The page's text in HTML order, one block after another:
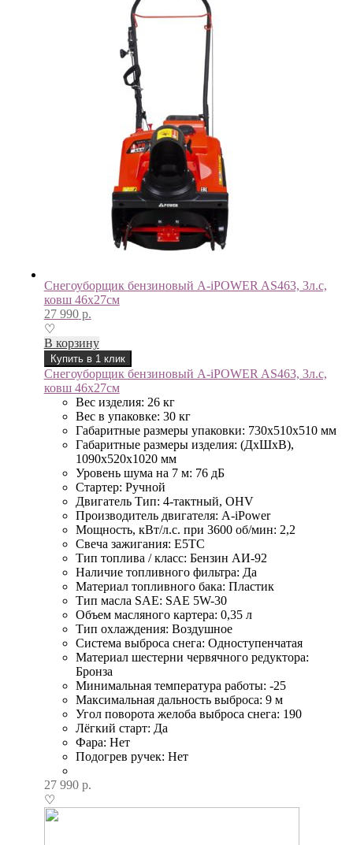
Снегоуборщик бензиновый A-iPOWER AS463, 3л.с,
ковш 46х27см
27 990р.
♡
В корзину
Купить в 1 клик
Снегоуборщик бензиновый A-iPOWER AS463, 3л.с,
ковш 46х27см
Вес изделия: 26 кг
Вес в упаковке: 30 кг
Габаритные размеры упаковки: 730х510х510 мм
Габаритные размеры изделия: (ДхШхВ),
1090х520х1020 мм
Уровень шума на 7 м: 76 дБ
Стартер: Ручной
Двигатель Тип: 4-тактный, OHV
Производитель двигателя: A-iPower
Мощность, кВт/л.с. при 3600 об/мин: 2,2
Свеча зажигания: E5TC
Тип топлива / класс: Бензин АИ-92
Наличие топливного фильтра: Да
Материал топливного бака: Пластик
Тип масла SAE: SAE 5W-30
Объем масляного картера: 0,35 л
Тип охлаждения: Воздушное
Система выброса снега: Одноступенчатая
Материал шестерни червячного редуктора:
Бронза
Минимальная температура работы: -25
Максимальная дальность выброса: 9 м
Угол поворота желоба выброса снега: 190
Лёгкий старт: Да
Фара: Нет
Подогрев ручек: Нет
27 990р.
♡